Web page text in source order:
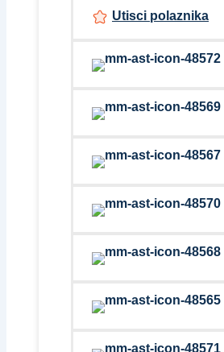
Utisci polaznika